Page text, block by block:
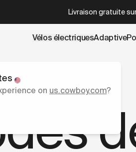
Livraison gratuite
Vélos électriques
rides par-là
on us.cowboy.com?